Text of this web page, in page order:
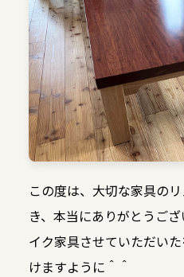
この度は、大切な家具の
き、本当にありがとうご
イク家具させていただい
けますように＾＾